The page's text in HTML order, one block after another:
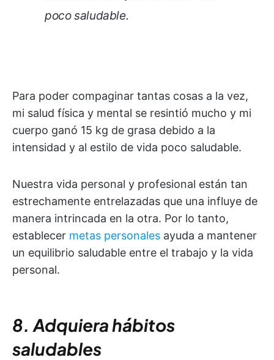
poco saludable.
Para poder compaginar tantas cosas a la vez,
mi salud física y mental se resintió mucho y mi
cuerpo ganó 15 kg de grasa debido a la
intensidad y al estilo de vida poco saludable.
Nuestra vida personal y profesional están tan
estrechamente entrelazadas que una influye de
manera intrincada en la otra. Por lo tanto,
establecer metas personales ayuda a mantener
un equilibrio saludable entre el trabajo y la vida
personal.
8. Adquiera hábitos
saludables